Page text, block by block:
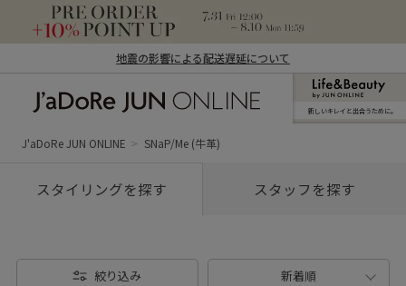
地震の影響による配送遅延について
ン オンライン）
新しいキレイと出合うために。
J'aDoRe JUN ONLINE SNaP/Me (牛革)
スタイリングを探す スタッフを探す
絞り込み 新着順